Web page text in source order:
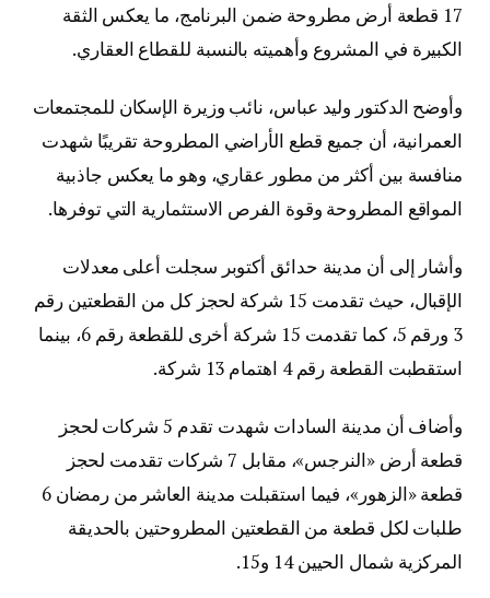
17 قطعة أرض مطروحة ضمن البرنامج، ما يعكس الثقة
الكبيرة في المشروع وأهميته بالنسبة للقطاع العقاري.
وأوضح الدكتور وليد عباس، نائب وزيرة الإسكان للمجتمعات
العمرانية، أن جميع قطع الأراضي المطروحة تقريبًا شهدت
منافسة بين أكثر من مطور عقاري، وهو ما يعكس جاذبية
المواقع المطروحة وقوة الفرص الاستثمارية التي توفرها.
وأشار إلى أن مدينة حدائق أكتوبر سجلت أعلى معدلات
الإقبال، حيث تقدمت 15 شركة لحجز كل من القطعتين رقم
3 ورقم 5، كما تقدمت 15 شركة أخرى للقطعة رقم 6، بينما
استقطبت القطعة رقم 4 اهتمام 13 شركة.
وأضاف أن مدينة السادات شهدت تقدم 5 شركات لحجز
قطعة أرض «النرجس»، مقابل 7 شركات تقدمت لحجز
قطعة «الزهور»، فيما استقبلت مدينة العاشر من رمضان 6
طلبات لكل قطعة من القطعتين المطروحتين بالحديقة
المركزية شمال الحيين 14 و15.